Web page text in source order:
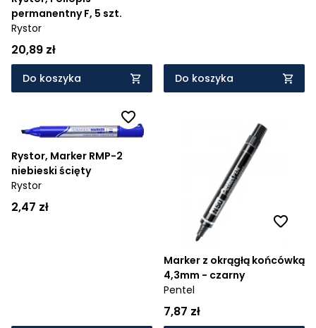
permanentny F, 5 szt.
Rystor
20,89 zł
Do koszyka Do koszyka
Rystor, Marker RMP-2
niebieski ścięty
Rystor
2,47 zł
Marker z okrągłą końcówką
4,3mm - czarny
Pentel
7,87 zł